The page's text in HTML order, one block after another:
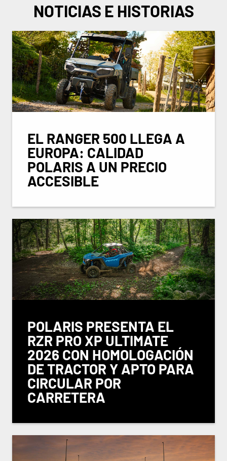
NOTICIAS E HISTORIAS
EL RANGER 500 LLEGA A
EUROPA: CALIDAD
POLARIS A UN PRECIO
ACCESIBLE
POLARIS PRESENTA EL
RZR PRO XP ULTIMATE
2026 CON HOMOLOGACIÓN
DE TRACTOR Y APTO PARA
CIRCULAR POR
CARRETERA